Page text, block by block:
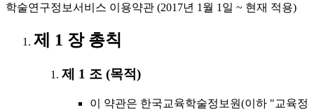
학술연구정보서비스 이용약관 (2017년 1월 1일 ~ 현재 적용)
제 1 장 총칙
제 1 조 (목적)
이 약관은 한국교육학술정보원(이하 "교육정